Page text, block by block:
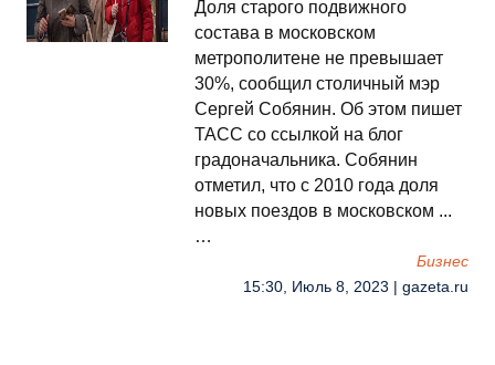
Доля старого подвижного
состава в московском
метрополитене не превышает
30%, сообщил столичный мэр
Сергей Собянин. Об этом пишет
ТАСС со ссылкой на блог
градоначальника. Собянин
отметил, что с 2010 года доля
новых поездов в московском ...
…
Бизнес
15:30, Июль 8, 2023 | gazeta.ru